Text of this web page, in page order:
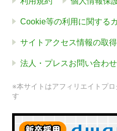
Cookie等の利用に関する
サイトアクセス情報の取
法人・プレスお問い合わせ
※本サイトはアフィリエイトプ
す